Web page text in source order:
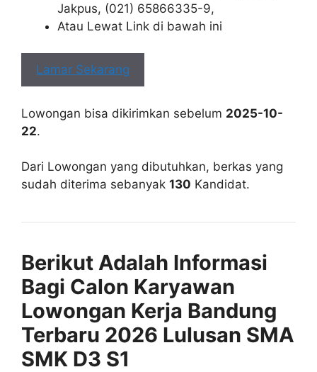
Jakpus, (021) 65866335-9,
Atau Lewat Link di bawah ini
Lamar Sekarang
Lowongan bisa dikirimkan sebelum 2025-10-
22.
Dari Lowongan yang dibutuhkan, berkas yang
sudah diterima sebanyak 130 Kandidat.
Berikut Adalah Informasi
Bagi Calon Karyawan
Lowongan Kerja Bandung
Terbaru 2026 Lulusan SMA
SMK D3 S1